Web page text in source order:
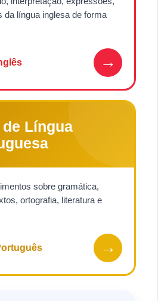
da língua inglesa de forma
→
de Língua
sobre gramática,
ortografia, literatura e
→